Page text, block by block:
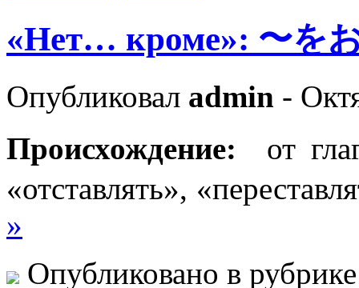
«Нет… кроме»: 〜を
Опубликовал admin -
Происхождение: от
«отставлять»,
»
Опубликовано в